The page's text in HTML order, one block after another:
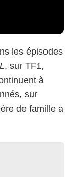
les épisodes
, sur TF1,
à
sur
de famille a